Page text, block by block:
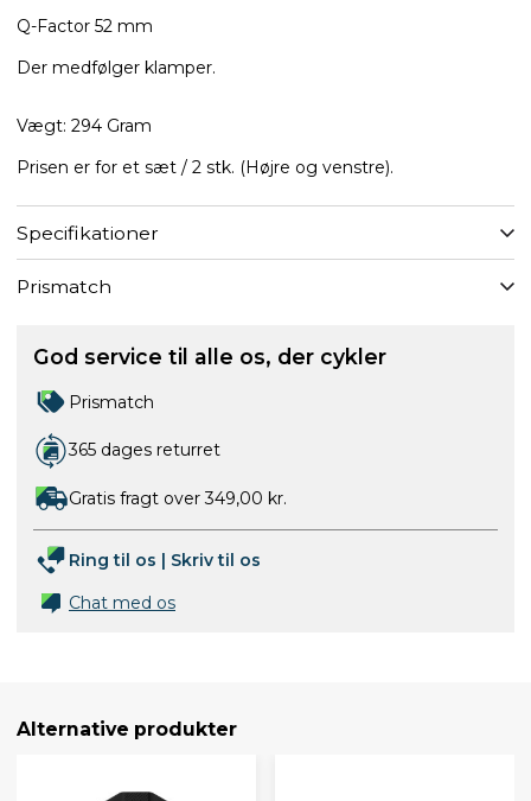
Q-Factor 52 mm
Der medfølger klamper.
Vægt: 294 Gram
Prisen er for et sæt / 2 stk. (Højre og venstre).
Specifikationer
Prismatch
God service til alle os, der cykler
Prismatch
365 dages returret
Gratis fragt over 349,00 kr.
Ring til os | Skriv til os
Chat med os
Alternative produkter